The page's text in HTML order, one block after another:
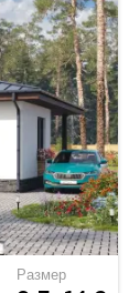
Размер